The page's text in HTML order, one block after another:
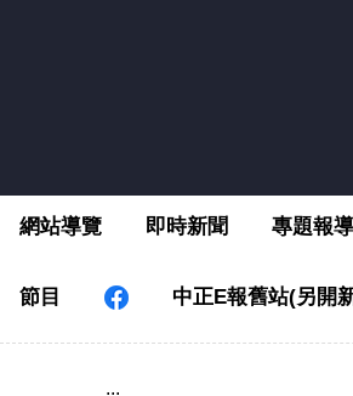
區
網站導覽 即時新聞 專題報導
節目 中正E報舊站(另開